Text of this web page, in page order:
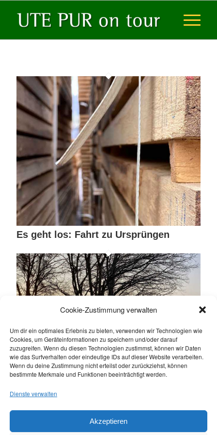
Cookie-Zustimmung verwalten
Um dir ein optimales Erlebnis zu bieten, verwenden wir Technologien wie
Cookies, um Geräteinformationen zu speichern und/oder darauf
zuzugreifen. Wenn du diesen Technologien zustimmst, können wir Daten
wie das Surfverhalten oder eindeutige IDs auf dieser Website verarbeiten.
Wenn du deine Zustimmung nicht erteilst oder zurückziehst, können
bestimmte Merkmale und Funktionen beeinträchtigt werden.
Dienste verwalten
Akzeptieren
Es geht los: Fahrt zu Ursprüngen
Erste kleine Rundfahrt: Spessart und